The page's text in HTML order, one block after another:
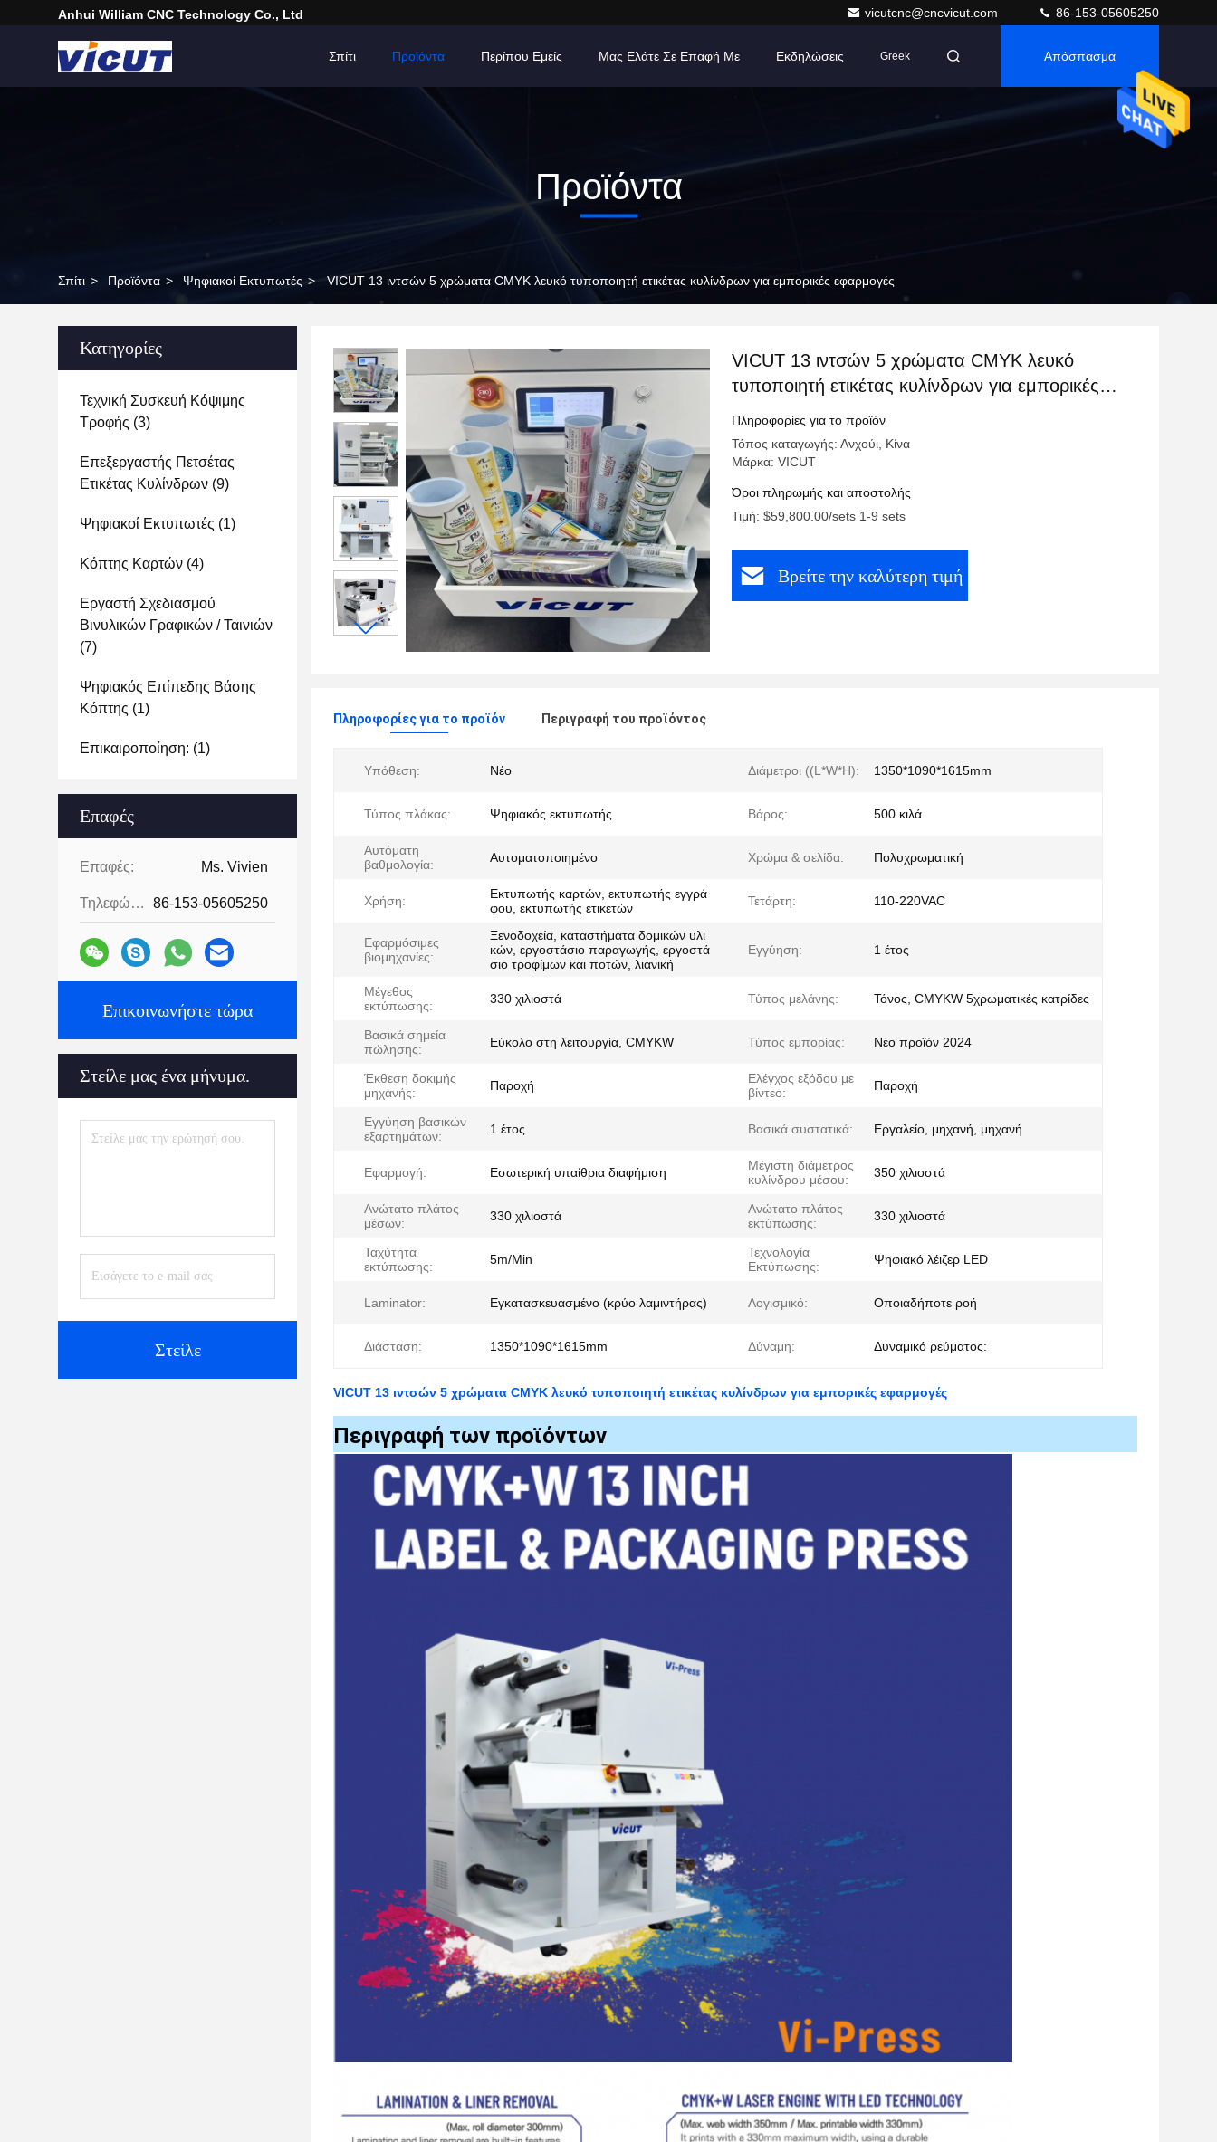
Anhui William CNC Technology Co., Ltd vicutcnc@cncvicut.com 86-153-05605250
Σπίτι Προϊόντα Περίπου Εμείς Μας Ελάτε Σε Επαφή Με Εκδηλώσεις Greek Απόσπασμα
Προϊόντα
Σπίτι > Προϊόντα > Ψηφιακοί Εκτυπωτές > VICUT 13 ιντσών 5 χρώματα CMYK λευκό τυποποιητή ετικέτας κυλίνδρων για εμπορικές εφαρμογές
Κατηγορίες
Τεχνική Συσκευή Κόψιμης
Τροφής (3)
Επεξεργαστής Πετσέτας
Ετικέτας Κυλίνδρων (9)
Ψηφιακοί Εκτυπωτές (1)
Κόπτης Καρτών (4)
Εργαστή Σχεδιασμού
Βινυλικών Γραφικών / Ταινιών
(7)
Ψηφιακός Επίπεδης Βάσης
Κόπτης (1)
Επικαιροποίηση: (1)
Επαφές
Επαφές: Ms. Vivien
Τηλεφώνημα: 86-153-05605250
Επικοινωνήστε τώρα
Στείλε μας ένα μήνυμα.
Στείλε
VICUT 13 ιντσών 5 χρώματα CMYK λευκό
τυποποιητή ετικέτας κυλίνδρων για εμπορικές
εφαρμογές
Πληροφορίες για το προϊόν
Τόπος καταγωγής: Ανχούι, Κίνα
Μάρκα: VICUT
Όροι πληρωμής και αποστολής
Τιμή: $59,800.00/sets 1-9 sets
Βρείτε την καλύτερη τιμή
Πληροφορίες για το προϊόν Περιγραφή του προϊόντος
Υπόθεση: Νέο Διάμετροι ((L*W*H): 1350*1090*1615mm
Τύπος πλάκας: Ψηφιακός εκτυπωτής Βάρος: 500 κιλά
Αυτόματη
βαθμολογία:
Αυτοματοποιημένο Χρώμα & σελίδα: Πολυχρωματική
Χρήση:
Εκτυπωτής καρτών, εκτυπωτής εγγρά
φου, εκτυπωτής ετικετών
Τετάρτη: 110-220VAC
Εφαρμόσιμες
βιομηχανίες:
Ξενοδοχεία, καταστήματα δομικών υλι
κών, εργοστάσιο παραγωγής, εργοστά
σιο τροφίμων και ποτών, λιανική
Εγγύηση: 1 έτος
Μέγεθος
εκτύπωσης:
330 χιλιοστά Τύπος μελάνης: Τόνος, CMYKW 5χρωματικές κατρίδες
Βασικά σημεία
πώλησης:
Εύκολο στη λειτουργία, CMYKW Τύπος εμπορίας: Νέο προϊόν 2024
Έκθεση δοκιμής
μηχανής:
Παροχή
Ελέγχος εξόδου με
βίντεο:
Παροχή
Εγγύηση βασικών
εξαρτημάτων:
1 έτος Βασικά συστατικά: Εργαλείο, μηχανή, μηχανή
Εφαρμογή: Εσωτερική υπαίθρια διαφήμιση
Μέγιστη διάμετρος
κυλίνδρου μέσου:
350 χιλιοστά
Ανώτατο πλάτος
μέσων:
330 χιλιοστά
Ανώτατο πλάτος
εκτύπωσης:
330 χιλιοστά
Ταχύτητα
εκτύπωσης:
5m/Min
Τεχνολογία
Εκτύπωσης:
Ψηφιακό λέιζερ LED
Laminator: Εγκατασκευασμένο (κρύο λαμιντήρας) Λογισμικό: Οποιαδήποτε ροή
Διάσταση: 1350*1090*1615mm Δύναμη: Δυναμικό ρεύματος:
VICUT 13 ιντσών 5 χρώματα CMYK λευκό τυποποιητή ετικέτας κυλίνδρων για εμπορικές εφαρμογές
Περιγραφή των προϊόντων